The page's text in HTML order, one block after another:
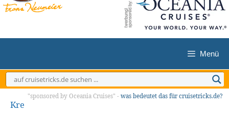
Menü
"sponsored by Oceania Cruises" - was bedeutet das für cruisetricks.de?
Kre